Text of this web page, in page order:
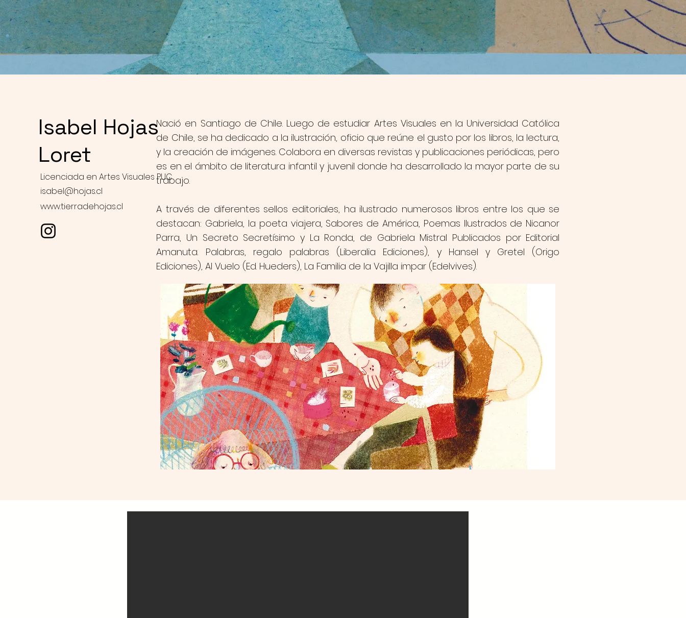
Isabel Hojas
Loret
Licenciada en Artes Visuales PUC
isabel@hojas.cl
www.tierradehojas.cl
Nació en Santiago de Chile. Luego de estudiar Artes Visuales en la Universidad Católica
de Chile, se ha dedicado a la ilustración, oficio que reúne el gusto por los libros, la lectura,
y la creación de imágenes. Colabora en diversas revistas y publicaciones periódicas, pero
es en el ámbito de literatura infantil y juvenil donde ha desarrollado la mayor parte de su
trabajo.
A través de diferentes sellos editoriales, ha ilustrado numerosos libros entre los que se
destacan: Gabriela, la poeta viajera, Sabores de América, Poemas Ilustrados de Nicanor
Parra, Un Secreto Secretísimo y La Ronda, de Gabriela Mistral Publicados por Editorial
Amanuta. Palabras, regalo palabras (Liberalia Ediciones), y Hansel y Gretel (Origo
Ediciones), Al Vuelo (Ed. Hueders), La Familia de la Vajilla impar (Edelvives).